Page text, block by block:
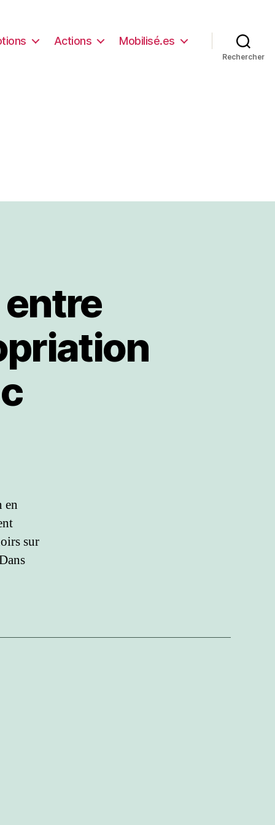
Actions Mobilisé.es
Rechercher
en
sur